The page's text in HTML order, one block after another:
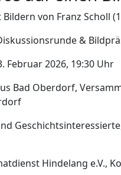
von Franz Scholl
&
Februar 2026, 19:30 Uhr
Bad Oberdorf,
Hindelang e.V.,